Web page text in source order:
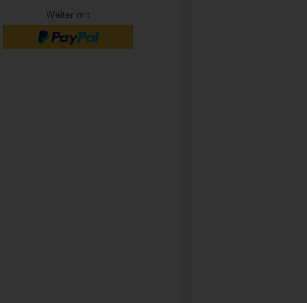
Weiter mit